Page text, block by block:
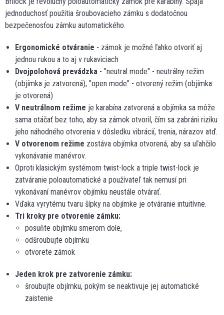
jednoduchosť použitia šroubovacieho zámku s dodatočnou
bezpečenosťou zámku automatického.
Ergonomické otváranie - zámok je možné ľahko otvoriť aj
jednou rukou a to aj v rukaviciach
Dvojpolohová prevádzka - "neutral mode" - neutrálny režim
(objímka je zatvorená), "open mode" - otvorený režim (objímka
je otvorená)
V neutrálnom režime je karabína zatvorená a objímka sa môže
sama otáčať bez toho, aby sa zámok otvoril, čím sa zabráni riziku
jeho náhodného otvorenia v dôsledku vibrácií, trenia, nárazov atď.
V otvorenom režime zostáva objímka otvorená, aby sa uľahčilo
vykonávanie manévrov.
Oproti klasickým systémom twist-lock a triple twist-lock je
zatváranie poloautomatické a používateľ tak nemusí pri
vykonávaní manévrov objímku neustále otvárať.
Vďaka vyrytému tvaru šípky na objímke je otváranie intuitívne.
Tri kroky pre otvorenie zámku:
posuňte objímku smerom dole,
odšroubujte objímku
otvorete zámok
Jeden krok pre zatvorenie zámku:
šroubujte objímku, pokým se neaktivuje jej automatické
zaistenie